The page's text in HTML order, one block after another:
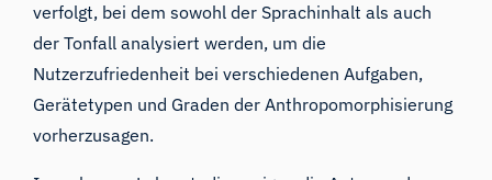
verfolgt, bei dem sowohl der Sprachinhalt als auch
der Tonfall analysiert werden, um die
Nutzerzufriedenheit bei verschiedenen Aufgaben,
Gerätetypen und Graden der Anthropomorphisierung
vorherzusagen.